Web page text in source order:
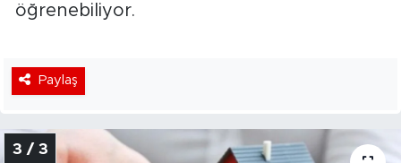
öğrenebiliyor.
Paylaş
3 / 3